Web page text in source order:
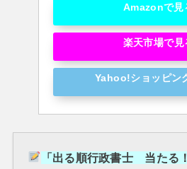
Amazonで見
楽天市場で見
Yahoo!ショッピン
「出る順行政書士 当たる